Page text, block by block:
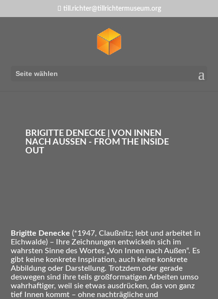
till.richter@tillrichtermuseum.org
Seite wählen
BRIGITTE DENECKE | VON INNEN
NACH AUSSEN - FROM THE INSIDE O
UT
Brigitte Denecke (*1947, Claußnitz; lebt und arbeitet in
Eichwalde) – Ihre Zeichnungen entwickeln sich im
wahrsten Sinne des Wortes „Von Innen nach Außen“. Es
gibt keine konkrete Inspiration, auch keine konkrete
Abbildung oder Darstellung. Trotzdem oder gerade
deswegen sind ihre teils großformatigen Arbeiten umso
wahrhaftiger, weil sie etwas ausdrücken, das von ganz
tief Innen kommt – ohne nachträgliche und